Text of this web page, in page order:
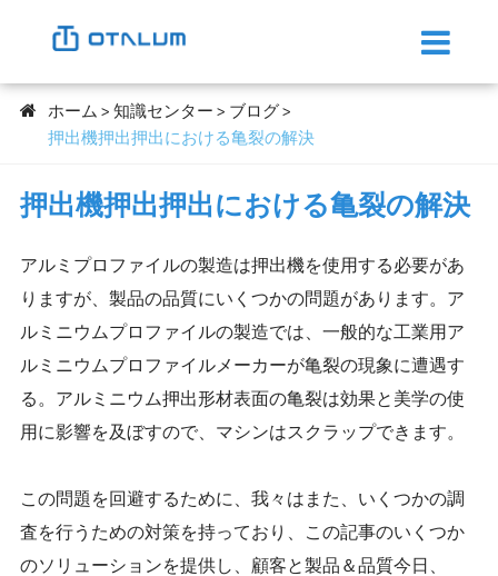
ホーム 知識センター
ブログ
押出機押出押出における亀裂の解決
押出機押出押出における亀裂の解決
アルミプロファイルの製造は押出機を使用する必要があ
りますが、製品の品質にいくつかの問題があります。ア
ルミニウムプロファイルの製造では、一般的な工業用ア
ルミニウムプロファイルメーカーが亀裂の現象に遭遇す
る。アルミニウム押出形材表面の亀裂は効果と美学の使
用に影響を及ぼすので、マシンはスクラップできます。
この問題を回避するために、我々はまた、いくつかの調
査を行うための対策を持っており、この記事のいくつか
のソリューションを提供し、顧客と製品＆品質今日、